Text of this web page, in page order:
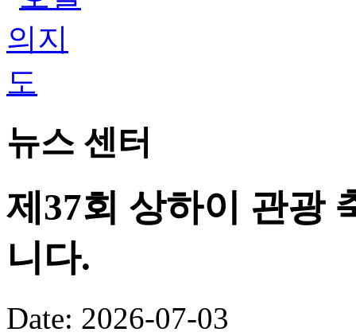
뉴스 센터
제37회 상하이 관광
니다.
Date: 2026-07-03